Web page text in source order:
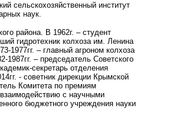
сельскохозяйственный институт
наук.
района. В 1962г. – студент
гидротехник колхоза им. Ленина
1977гг. – главный агроном колхоза
1987гг. – председатель Советского
секретарь отделения
- советник дирекции Крымской
Комитета по премиям
с научными
бюджетного учреждения науки